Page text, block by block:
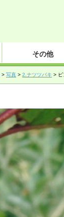
その他
> 写真 > 2.ナツツバキ > ピ